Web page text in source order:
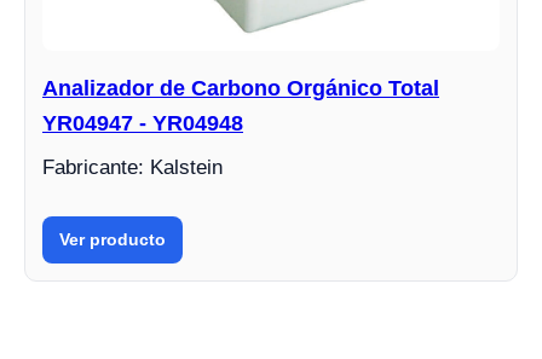
Analizador de Carbono Orgánico Total
YR04947 - YR04948
Fabricante: Kalstein
Ver producto